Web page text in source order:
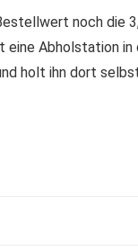
noch die
eine Abholstation in
holt ihn dort